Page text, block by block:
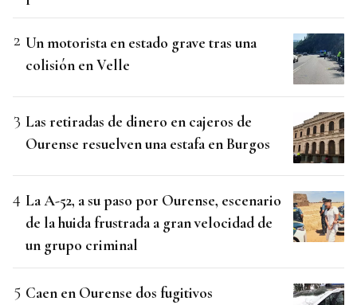
Un motorista en estado grave tras una
colisión en Velle
Las retiradas de dinero en cajeros de
Ourense resuelven una estafa en Burgos
La A-52, a su paso por Ourense, escenario
de la huida frustrada a gran velocidad de
un grupo criminal
Caen en Ourense dos fugitivos